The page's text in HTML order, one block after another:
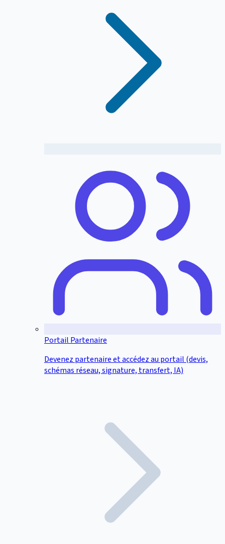
Portail Partenaire
Devenez partenaire et accédez au portail (devis,
schémas réseau, signature, transfert, IA)